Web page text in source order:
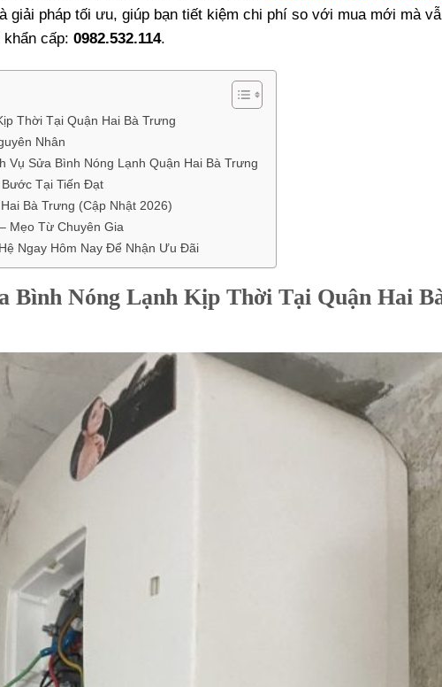
giải pháp tối ưu, giúp bạn tiết kiệm chi phí so với mua mới mà
cấp: 0982.532.114.
Thời Tại Quận Hai Bà Trưng
Nhân
Vụ Sửa Bình Nóng Lạnh Quận Hai Bà Trưng
Tại Tiến Đạt
Bà Trưng (Cập Nhật 2026)
Mẹo Từ Chuyên Gia
Ngay Hôm Nay Để Nhận Ưu Đãi
Bình Nóng Lạnh Kịp Thời Tại Quận Hai